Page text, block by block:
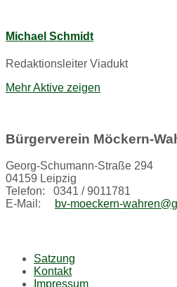
Michael Schmidt
Redaktionsleiter Viadukt
Mehr Aktive zeigen
Bürgerverein Möckern-
Georg-Schumann-Straße 294
04159 Leipzig
Telefon: 0341 / 9011781
E-Mail:
bv-moeckern-
Satzung
Kontakt
Impressum